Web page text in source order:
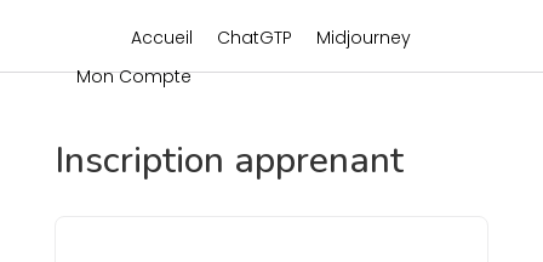
Accueil ChatGTP
Midjourney
Mon Compte
Inscription apprenant